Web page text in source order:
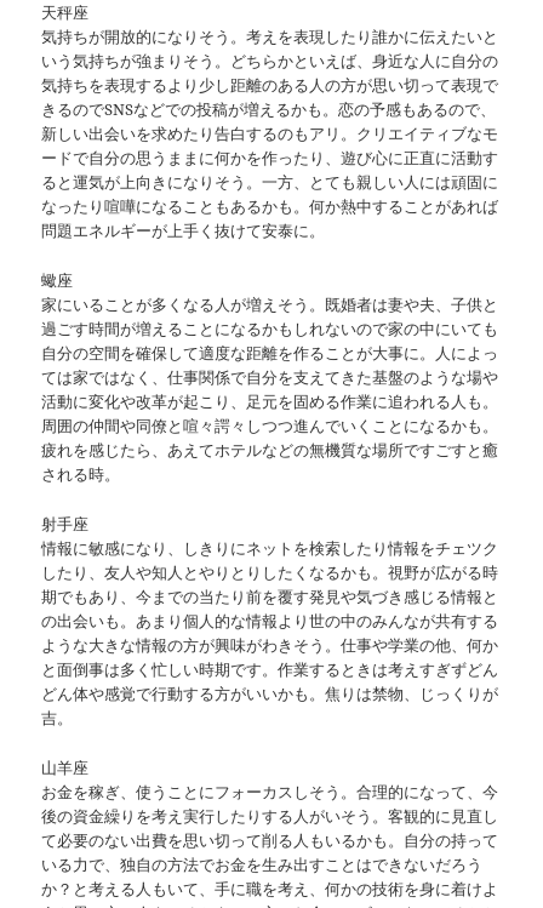
天秤座
気持ちが開放的になりそう。考えを表現したり誰かに伝えたいと
いう気持ちが強まりそう。どちらかといえば、身近な人に自分の
気持ちを表現するより少し距離のある人の方が思い切って表現で
きるのでSNSなどでの投稿が増えるかも。恋の予感もあるので、
新しい出会いを求めたり告白するのもアリ。クリエイティブなモ
ードで自分の思うままに何かを作ったり、遊び心に正直に活動す
ると運気が上向きになりそう。一方、とても親しい人には頑固に
なったり喧嘩になることもあるかも。何か熱中することがあれば
問題エネルギーが上手く抜けて安泰に。
蠍座
家にいることが多くなる人が増えそう。既婚者は妻や夫、子供と
過ごす時間が増えることになるかもしれないので家の中にいても
自分の空間を確保して適度な距離を作ることが大事に。人によっ
ては家ではなく、仕事関係で自分を支えてきた基盤のような場や
活動に変化や改革が起こり、足元を固める作業に追われる人も。
周囲の仲間や同僚と喧々諤々しつつ進んでいくことになるかも。
疲れを感じたら、あえてホテルなどの無機質な場所ですごすと癒
される時。
射手座
情報に敏感になり、しきりにネットを検索したり情報をチェツク
したり、友人や知人とやりとりしたくなるかも。視野が広がる時
期でもあり、今までの当たり前を覆す発見や気づき感じる情報と
の出会いも。あまり個人的な情報より世の中のみんなが共有する
ような大きな情報の方が興味がわきそう。仕事や学業の他、何か
と面倒事は多く忙しい時期です。作業するときは考えすぎずどん
どん体や感覚で行動する方がいいかも。焦りは禁物、じっくりが
吉。
山羊座
お金を稼ぎ、使うことにフォーカスしそう。合理的になって、今
後の資金繰りを考え実行したりする人がいそう。客観的に見直し
て必要のない出費を思い切って削る人もいるかも。自分の持って
いる力で、独自の方法でお金を生み出すことはできないだろう
か？と考える人もいて、手に職を考え、何かの技術を身に着けよ